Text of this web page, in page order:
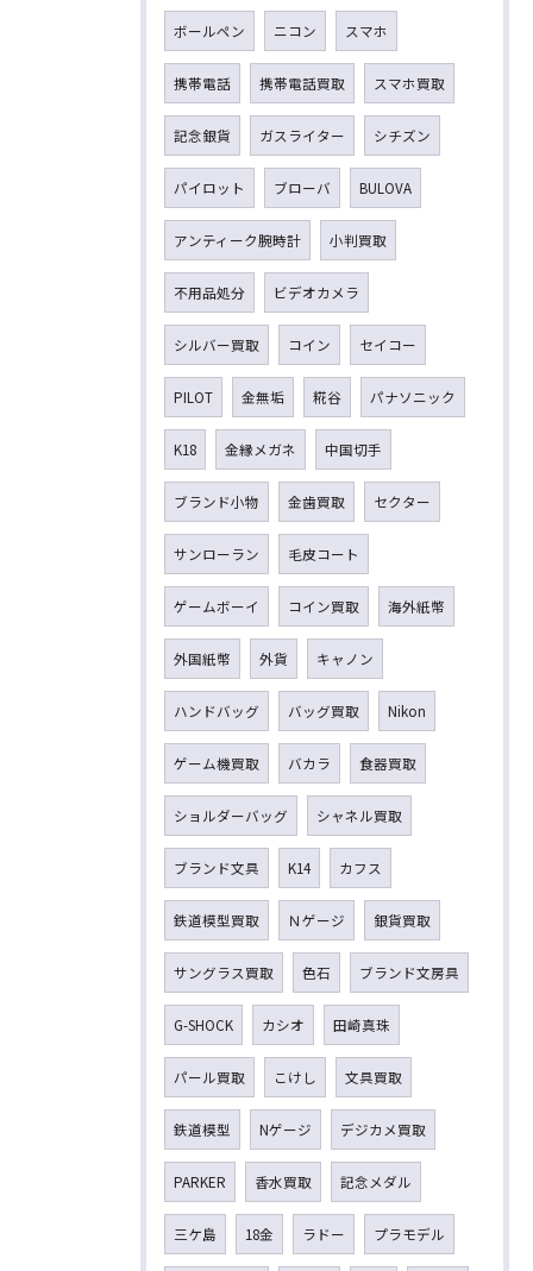
ボールペン ニコン スマホ
携帯電話 携帯電話買取 スマホ買取
記念銀貨 ガスライター シチズン
パイロット ブローバ BULOVA
アンティーク腕時計 小判買取
不用品処分 ビデオカメラ
シルバー買取 コイン セイコー
PILOT 金無垢 糀谷 パナソニック
K18 金縁メガネ 中国切手
ブランド小物 金歯買取 セクター
サンローラン 毛皮コート
ゲームボーイ コイン買取 海外紙幣
外国紙幣 外貨 キャノン
ハンドバッグ バッグ買取 Nikon
ゲーム機買取 バカラ 食器買取
ショルダーバッグ シャネル買取
ブランド文具 K14 カフス
鉄道模型買取 Ｎゲージ 銀貨買取
サングラス買取 色石 ブランド文房具
G-SHOCK カシオ 田崎真珠
パール買取 こけし 文具買取
鉄道模型 Nゲージ デジカメ買取
PARKER 香水買取 記念メダル
三ケ島 18金 ラドー プラモデル